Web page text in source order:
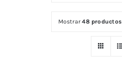
Mostrar48 productos